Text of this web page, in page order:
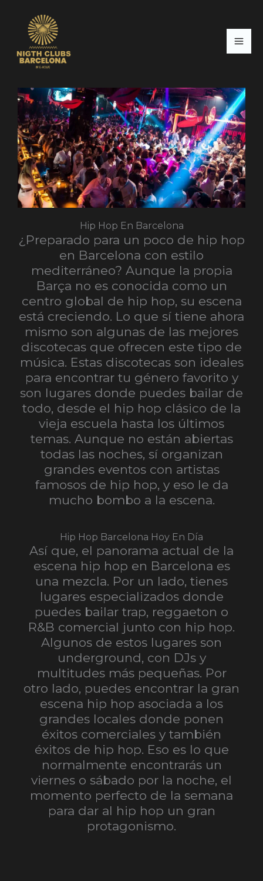
contenido
Hip Hop En Barcelona
¿Preparado para un poco de hip hop
en Barcelona con estilo
mediterráneo? Aunque la propia
Barça no es conocida como un
centro global de hip hop, su escena
está creciendo. Lo que sí tiene ahora
mismo son algunas de las mejores
discotecas que ofrecen este tipo de
música. Estas discotecas son ideales
para encontrar tu género favorito y
son lugares donde puedes bailar de
todo, desde el hip hop clásico de la
vieja escuela hasta los últimos
temas. Aunque no están abiertas
todas las noches, sí organizan
grandes eventos con artistas
famosos de hip hop, y eso le da
mucho bombo a la escena.
Hip Hop Barcelona Hoy En Día
Así que, el panorama actual de la
escena hip hop en Barcelona es
una mezcla. Por un lado, tienes
lugares especializados donde
puedes bailar trap, reggaeton o
R&B comercial junto con hip hop.
Algunos de estos lugares son
underground, con DJs y
multitudes más pequeñas. Por
otro lado, puedes encontrar la gran
escena hip hop asociada a los
grandes locales donde ponen
éxitos comerciales y también
éxitos de hip hop. Eso es lo que
normalmente encontrarás un
viernes o sábado por la noche, el
momento perfecto de la semana
para dar al hip hop un gran
protagonismo.